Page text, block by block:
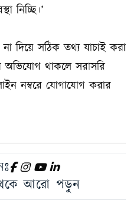
নিচ্ছি।’
দিয়ে সঠিক তথ্য যাচাই করা
অভিযোগ থাকলে সরাসরি
নম্বরে যোগাযোগ করার
আরো পড়ুন